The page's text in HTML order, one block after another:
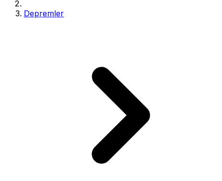
Depremler